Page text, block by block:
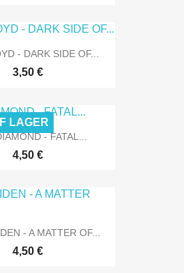
- DARK SIDE OF...
3,50 €
- FATAL...
4,50 €
LAGER
- A MATTER OF...
4,50 €